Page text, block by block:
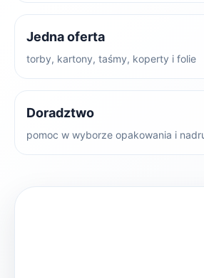
Jedna oferta
torby, kartony, taśmy, koperty i folie
Doradztwo
pomoc w wyborze opakowania i